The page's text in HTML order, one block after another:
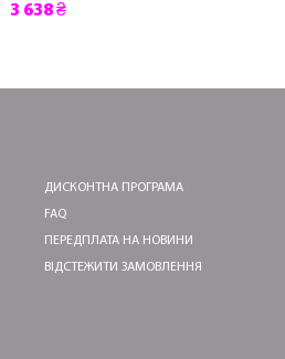
3 638 ₴
ДИСКОНТНА ПРОГРАМА
FAQ
ПЕРЕДПЛАТА НА НОВИНИ
ВІДСТЕЖИТИ ЗАМОВЛЕННЯ